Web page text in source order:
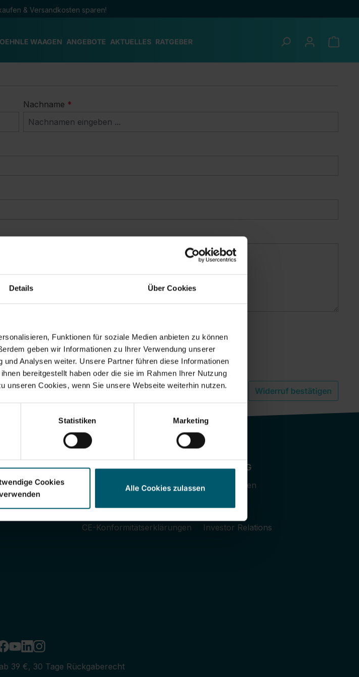
Details Über Cookies
Funktionen für soziale Medien anbieten zu können
geben wir Informationen zu Ihrer Verwendung unserer
Analysen weiter. Unsere Partner führen diese Informationen
bereitgestellt haben oder die sie im Rahmen Ihrer Nutzung
unseren Cookies, wenn Sie unsere Webseite weiterhin nutzen.
Statistiken Marketing
Cookies
Alle Cookies zulassen
& Versandkosten sparen!
WAAGEN ANGEBOTE AKTUELLES RATGEBER
Nachname *
Widerruf bestätigen
Services
CE-Konformitätserklärungen
Leifheit AG
Unternehmen
Investor Relations
39 €, 30 Tage Rückgaberecht